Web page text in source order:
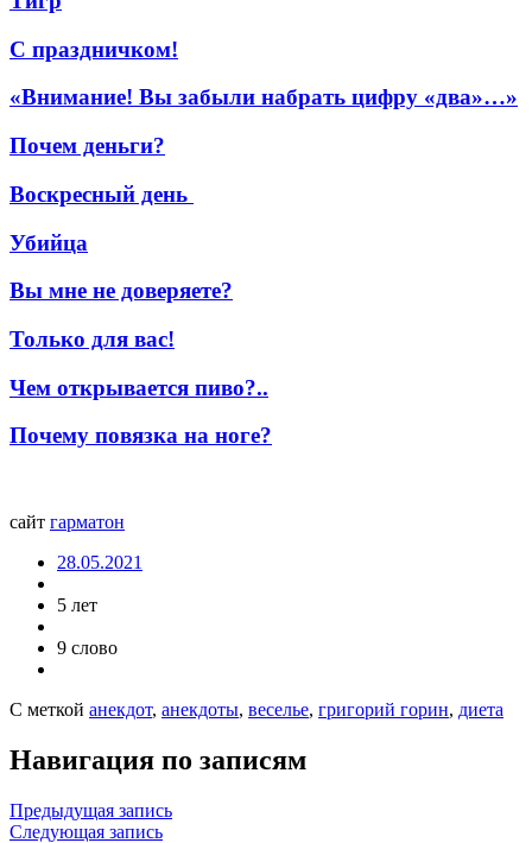
С праздничком!
«Внимание! Вы забыли набрать цифру «два»…»
Почем деньги?
Воскресный день
Убийца
Вы мне не доверяете?
Только для вас!
Чем открывается пиво?..
Почему повязка на ноге?
сайт гарматон
28.05.2021
5 лет
9 слово
С меткой анекдот, анекдоты, веселье, григорий горин, диета
Навигация по записям
Предыдущая запись
Следующая запись